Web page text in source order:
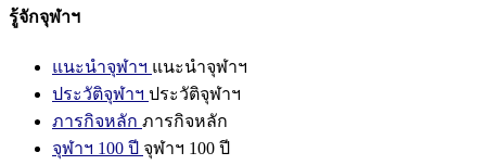
รู้จักจุฬาฯ
แนะนำจุฬาฯ แนะนำจุฬาฯ
ประวัติจุฬาฯ ประวัติจุฬาฯ
ภารกิจหลัก ภารกิจหลัก
จุฬาฯ 100 ปี จุฬาฯ 100 ปี